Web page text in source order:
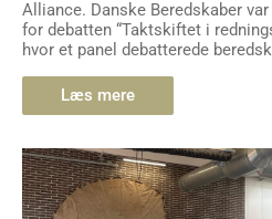
Alliance. Danske Beredskaber
for debatten “Taktskiftet i
hvor et panel debatterede
Læs mere